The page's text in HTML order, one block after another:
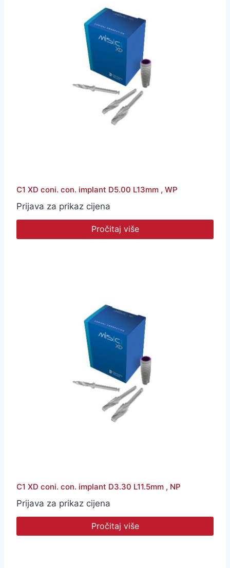
C1 XD coni. con. implant D5.00 L13mm , WP
Prijava za prikaz cijena
Pročitaj više
C1 XD coni. con. implant D3.30 L11.5mm , NP
Prijava za prikaz cijena
Pročitaj više